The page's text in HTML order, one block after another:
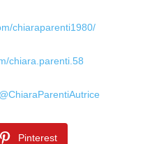
chiaraparenti1980/
chiara.parenti.58
Pinterest